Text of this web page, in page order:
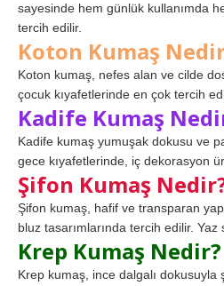
sayesinde hem günlük kullanımda
tercih edilir.
Koton Kumaş
Koton kumaş, nefes alan ve cilde
çocuk kıyafetlerinde en çok tercih
Kadife Kumaş
Kadife kumaş yumuşak dokusu ve
gece kıyafetlerinde, iç dekorasyon
Şifon Kumaş
Şifon kumaş, hafif ve transparan
bluz tasarımlarında tercih edilir.
Krep Kumaş Nedir?
Krep kumaş, ince dalgalı dokusuyla